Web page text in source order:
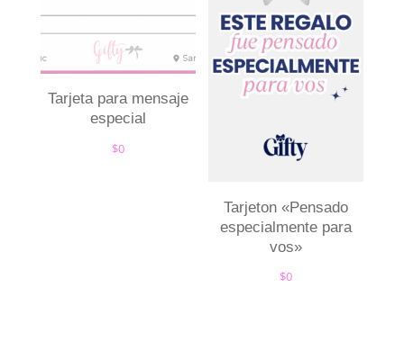
Tarjeta para mensaje
especial
$0
Tarjeton «Pensado
especialmente para
vos»
$0